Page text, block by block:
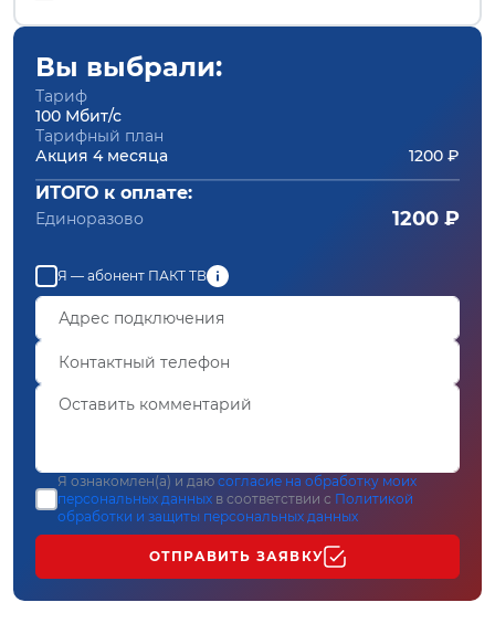
Вы выбрали:
Тариф
100 Мбит/с
Тарифный план
Акция 4 месяца
1200 ₽
ИТОГО к оплате:
Единоразово 1200 ₽
Я — абонент ПАКТ ТВ
Я ознакомлен(а) и даю согласие на обработку моих
персональных данных в соответствии с Политикой
обработки и защиты персональных данных
ОТПРАВИТЬ ЗАЯВКУ